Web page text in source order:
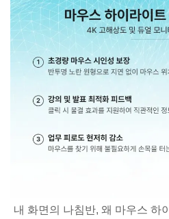
내 화면의 나침반, 왜 마우스 하